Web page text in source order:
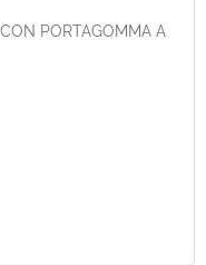
PORTAGOMMA A